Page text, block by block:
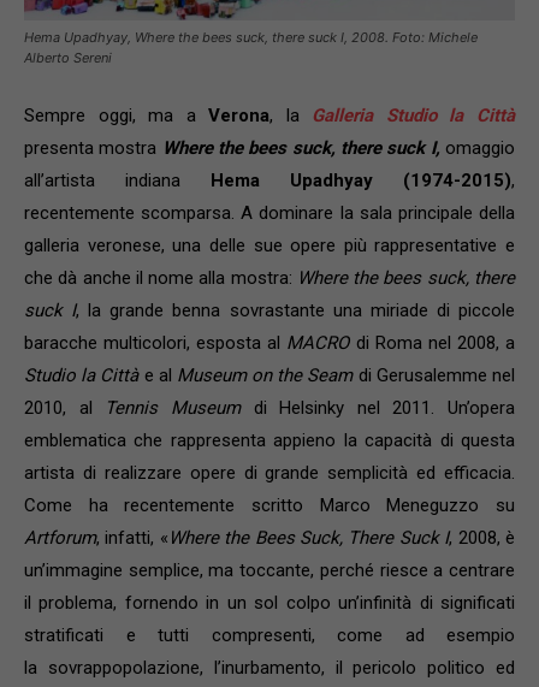
Hema Upadhyay, Where the bees suck, there suck I, 2008. Foto: Michele
Alberto Sereni
Sempre oggi, ma aVerona, la Galleria Studio la Città
presenta mostra Where the bees suck, there suck I, omaggio
all’artista indiana Hema Upadhyay (1974-2015),
recentemente scomparsa. A dominare la sala principale della
galleria veronese, una delle sue opere più rappresentative e
che dà anche il nome alla mostra: Where the bees suck, there
suck I, la grande benna sovrastante una miriade di piccole
baracche multicolori, esposta al MACROdi Roma nel 2008, a
Studio la Cittàe al Museum on the Seamdi Gerusalemme nel
2010, al
Tennis Museumdi Helsinky nel 2011. Un’opera
emblematica che rappresenta appieno la capacità di questa
artista di realizzare opere di grande semplicità ed efficacia.
Come ha recentemente scritto Marco Meneguzzo su
Artforum, infatti, « Where the Bees Suck, There Suck I, 2008, è
un’immagine semplice, ma toccante, perché riesce a centrare
il problema, fornendo in un sol colpo un’infinità di significati
stratificati e tutti compresenti, come ad esempio
la sovrappopolazione, l’inurbamento, il pericolo politico ed